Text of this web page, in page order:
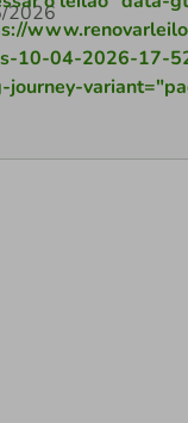
2026
10-04-2026-17-